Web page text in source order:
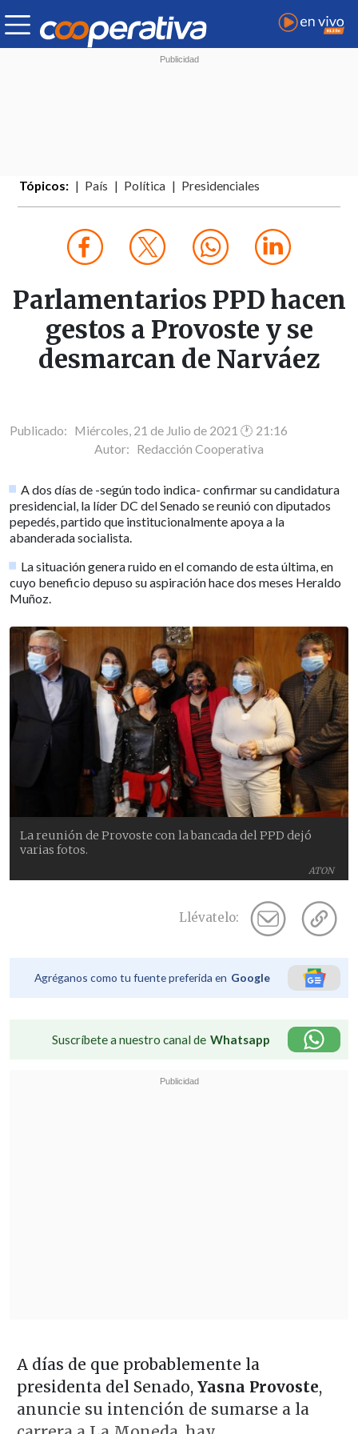
Tópicos: País Política Presidenciales
Parlamentarios PPD hacen
gestos a Provoste y se
desmarcan de Narváez
Publicado: Miércoles, 21 de Julio de 2021 🕐 21:16
Autor: Redacción Cooperativa
A dos días de -según todo indica- confirmar su candidatura
presidencial, la líder DC del Senado se reunió con diputados
pepedés, partido que institucionalmente apoya a la
abanderada socialista.
La situación genera ruido en el comando de esta última, en
cuyo beneficio depuso su aspiración hace dos meses Heraldo
Muñoz.
ATON
La reunión de Provoste con la bancada del PPD dejó
varias fotos.
Llévatelo:
Agréganos como tu fuente preferida en Google
Suscríbete a nuestro canal de Whatsapp
A días de que probablemente la
presidenta del Senado, Yasna Provoste,
anuncie su intención de sumarse a la